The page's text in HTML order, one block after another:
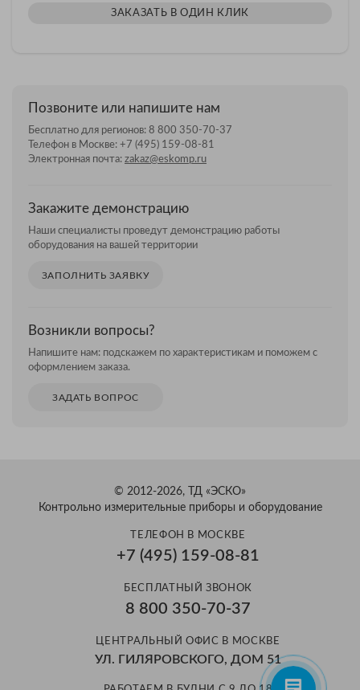
Здравствуйте! Готов помочь
вам. Напишите мне, если у
ЗАКАЗАТЬ В ОДИН КЛИК
Позвоните или напишите нам
Бесплатно для регионов: 8 800 350-70-37
Телефон в Москве: +7 (495) 159-08-81
Электронная почта: zakaz@eskomp.ru
Закажите демонстрацию
Наши специалисты проведут демонстрацию работы
оборудования на вашей территории
ЗАПОЛНИТЬ ЗАЯВКУ
Возникли вопросы?
Напишите нам: подскажем по характеристикам и поможем с
оформлением заказа.
ЗАДАТЬ ВОПРОС
© 2012-2026, ТД «ЭСКО»
Контрольно измерительные приборы и оборудование
ТЕЛЕФОН В МОСКВЕ
+7 (495) 159-08-81
БЕСПЛАТНЫЙ ЗВОНОК
8 800 350-70-37
ЦЕНТРАЛЬНЫЙ ОФИС В МОСКВЕ
УЛ. ГИЛЯРОВСКОГО, ДОМ 51